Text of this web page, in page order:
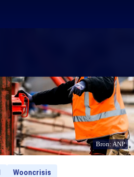
Bron: ANP
Wooncrisis